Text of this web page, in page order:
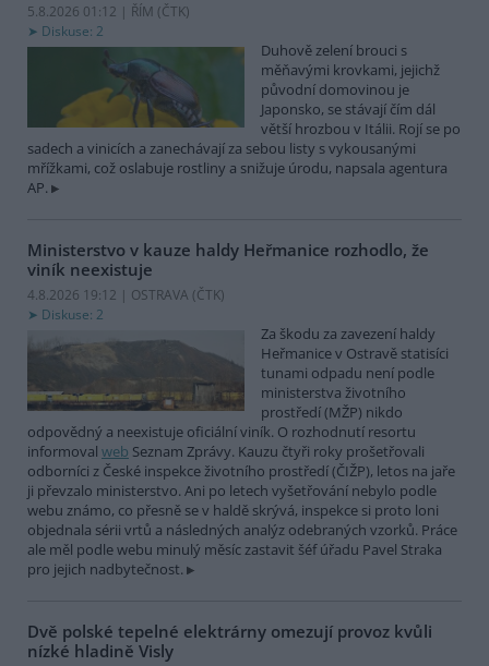
5.8.2026 01:12 | ŘÍM (ČTK)
Diskuse: 2
Duhově zelení brouci s
měňavými krovkami, jejichž
původní domovinou je
Japonsko, se stávají čím dál
větší hrozbou v Itálii. Rojí se po
sadech a vinicích a zanechávají za sebou listy s vykousanými
mřížkami, což oslabuje rostliny a snižuje úrodu, napsala agentura
AP.
Ministerstvo v kauze haldy Heřmanice rozhodlo, že
viník neexistuje
4.8.2026 19:12 | OSTRAVA (ČTK)
Diskuse: 2
Za škodu za zavezení haldy
Heřmanice v Ostravě statisíci
tunami odpadu není podle
ministerstva životního
prostředí (MŽP) nikdo
odpovědný a neexistuje oficiální viník. O rozhodnutí resortu
informoval web Seznam Zprávy. Kauzu čtyři roky prošetřovali
odborníci z České inspekce životního prostředí (ČIŽP), letos na jaře
ji převzalo ministerstvo. Ani po letech vyšetřování nebylo podle
webu známo, co přesně se v haldě skrývá, inspekce si proto loni
objednala sérii vrtů a následných analýz odebraných vzorků. Práce
ale měl podle webu minulý měsíc zastavit šéf úřadu Pavel Straka
pro jejich nadbytečnost.
Dvě polské tepelné elektrárny omezují provoz kvůli
nízké hladině Visly